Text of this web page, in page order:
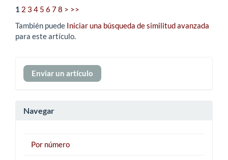
1 2 3 4 5 6 78 > >>
También puede Iniciar una búsqueda de similitud avanzada
para este artículo.
Enviar
un
Enviar un artículo
Navegar
Por número